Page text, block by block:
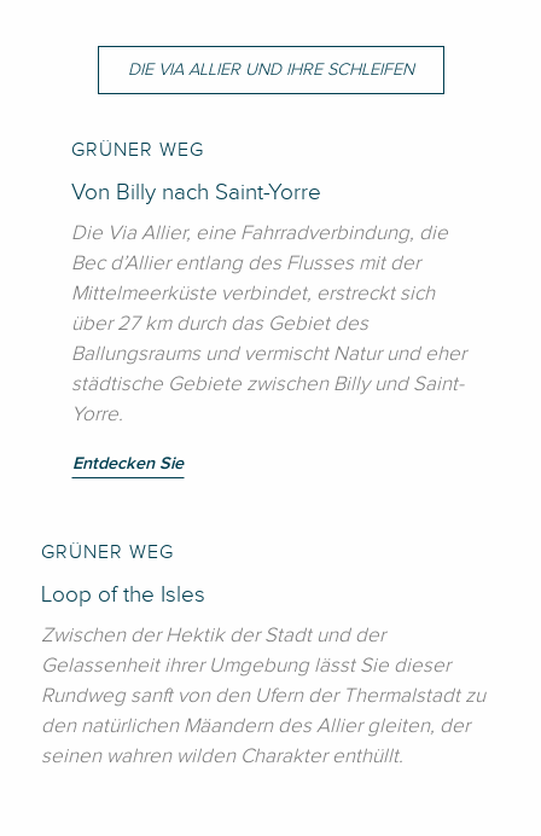
DIE VIA ALLIER UND IHRE SCHLEIFEN
GRÜNER WEG
Von Billy nach Saint-Yorre
Die Via Allier, eine Fahrradverbindung, die
Bec d’Allier entlang des Flusses mit der
Mittelmeerküste verbindet, erstreckt sich
über 27 km durch das Gebiet des
Ballungsraums und vermischt Natur und eher
städtische Gebiete zwischen Billy und Saint-
Yorre.
Entdecken Sie
GRÜNER WEG
Loop of the Isles
Zwischen der Hektik der Stadt und der
Gelassenheit ihrer Umgebung lässt Sie dieser
Rundweg sanft von den Ufern der Thermalstadt zu
den natürlichen Mäandern des Allier gleiten, der
seinen wahren wilden Charakter enthüllt.